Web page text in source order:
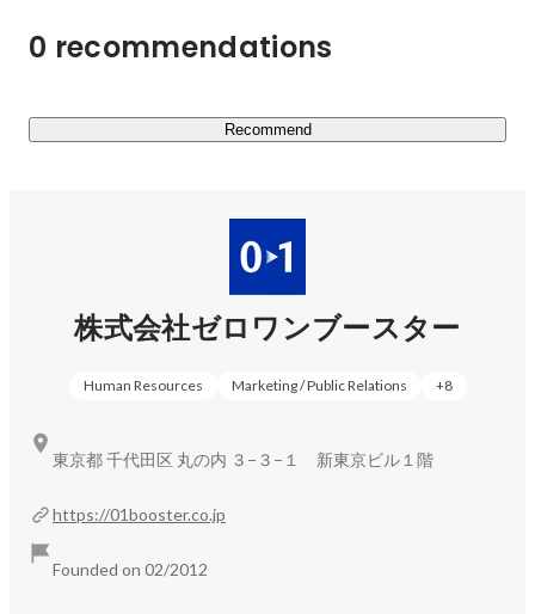
https://www.freshcheesestudio.com/
Instagram：
0 recommendations
Recommend
株式会社ゼロワンブースター
Human Resources Marketing / Public Relations +8
https://01booster.co.jp
Founded on 02/2012
東京都 千代田区 丸の内 ３−３−１ 新東京ビル１階